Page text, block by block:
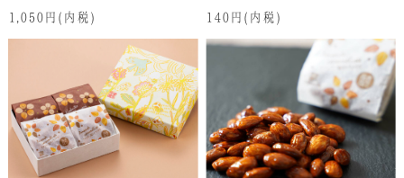
た。からませた 甘辛い焼き明
1,050円(内税)
た。 からめた特製みたらしが
140円(内税)